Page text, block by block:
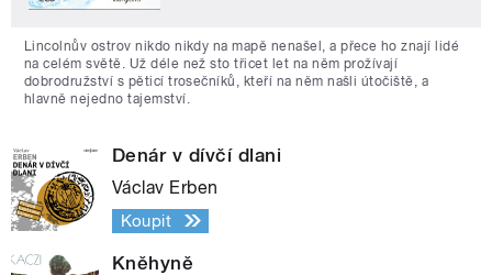
Lincolnův ostrov nikdo nikdy na mapě nenašel, a přece ho znají lidé
na celém světě. Už déle než sto třicet let na něm prožívají
dobrodružství s pěticí trosečníků, kteří na něm našli útočiště, a
hlavně nejedno tajemství.
Denár v dívčí dlani
Václav Erben
Koupit
Kněhyně